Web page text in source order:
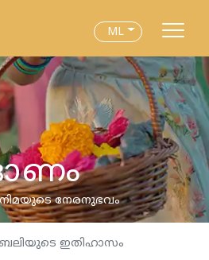
ML
നേരനുഭവം
ഇതിഹാസം